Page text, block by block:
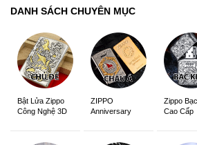
DANH SÁCH CHUYÊN MỤC
Bật Lửa Zippo
Công Nghệ 3D
ZIPPO
Anniversary
Zippo
Cao Cấp